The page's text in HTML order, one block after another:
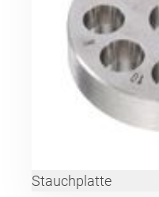
Stauchplatte